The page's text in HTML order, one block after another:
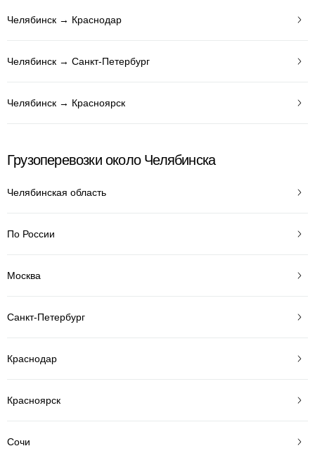
Челябинск → Краснодар
Челябинск → Санкт-Петербург
Челябинск → Красноярск
Грузоперевозки около Челябинска
Челябинская область
По России
Москва
Санкт-Петербург
Краснодар
Красноярск
Сочи